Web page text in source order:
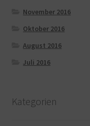
November 2016
Oktober 2016
August 2016
Juli 2016
Kategorien